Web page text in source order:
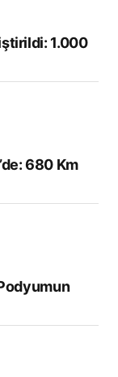
1.000
680 Km